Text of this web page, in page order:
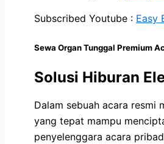
Subscribed Youtube : Easy
Sewa Organ Tunggal Premium
Solusi Hiburan
Dalam sebuah acara resmi
yang tepat mampu
penyelenggara acara